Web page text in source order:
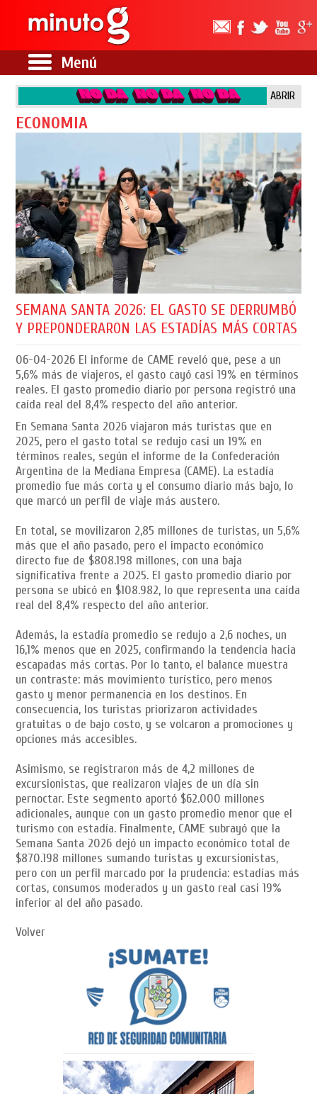
Menú
ABRIR
ECONOMIA
SEMANA SANTA 2026: EL GASTO SE DERRUMBÓ
Y PREPONDERARON LAS ESTADÍAS MÁS CORTAS
06-04-2026 El informe de CAME reveló que, pese a un
5,6% más de viajeros, el gasto cayó casi 19% en términos
reales. El gasto promedio diario por persona registró una
caída real del 8,4% respecto del año anterior.
En Semana Santa 2026 viajaron más turistas que en
2025, pero el gasto total se redujo casi un 19% en
términos reales, según el informe de la Confederación
Argentina de la Mediana Empresa (CAME). La estadía
promedio fue más corta y el consumo diario más bajo, lo
que marcó un perfil de viaje más austero.
En total, se movilizaron 2,85 millones de turistas, un 5,6%
más que el año pasado, pero el impacto económico
directo fue de $808.198 millones, con una baja
significativa frente a 2025. El gasto promedio diario por
persona se ubicó en $108.982, lo que representa una caída
real del 8,4% respecto del año anterior.
Además, la estadía promedio se redujo a 2,6 noches, un
16,1% menos que en 2025, confirmando la tendencia hacia
escapadas más cortas. Por lo tanto, el balance muestra
un contraste: más movimiento turístico, pero menos
gasto y menor permanencia en los destinos. En
consecuencia, los turistas priorizaron actividades
gratuitas o de bajo costo, y se volcaron a promociones y
opciones más accesibles.
Asimismo, se registraron más de 4,2 millones de
excursionistas, que realizaron viajes de un día sin
pernoctar. Este segmento aportó $62.000 millones
adicionales, aunque con un gasto promedio menor que el
turismo con estadía. Finalmente, CAME subrayó que la
Semana Santa 2026 dejó un impacto económico total de
$870.198 millones sumando turistas y excursionistas,
pero con un perfil marcado por la prudencia: estadías más
cortas, consumos moderados y un gasto real casi 19%
inferior al del año pasado.
Volver